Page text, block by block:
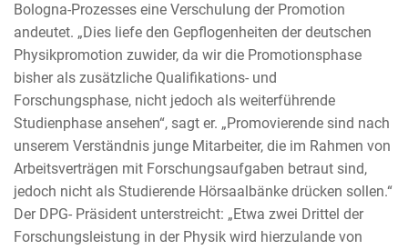
Bologna-Prozesses eine Verschulung der Promotion
andeutet. „Dies liefe den Gepflogenheiten der deutschen
Physikpromotion zuwider, da wir die Promotionsphase
bisher als zusätzliche Qualifikations- und
Forschungsphase, nicht jedoch als weiterführende
Studienphase ansehen“, sagt er. „Promovierende sind nach
unserem Verständnis junge Mitarbeiter, die im Rahmen von
Arbeitsverträgen mit Forschungsaufgaben betraut sind,
jedoch nicht als Studierende Hörsaalbänke drücken sollen.“
Der DPG- Präsident unterstreicht: „Etwa zwei Drittel der
Forschungsleistung in der Physik wird hierzulande von